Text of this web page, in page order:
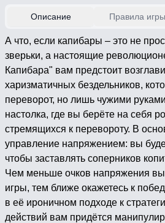
Описание Правила игры
А что, если капибары – это не
зверьки, а настоящие
Капибара" вам предстоит
харизматичных бездельников,
переворот, но лишь чужими
настолка, где вы берёте на себя
стремящихся к перевороту. В
управление напряжением: вы
чтобы заставлять соперников
Чем меньше очков напряжения вы
игры, тем ближе окажетесь к
в её ироничном подходе к
действий вам придётся